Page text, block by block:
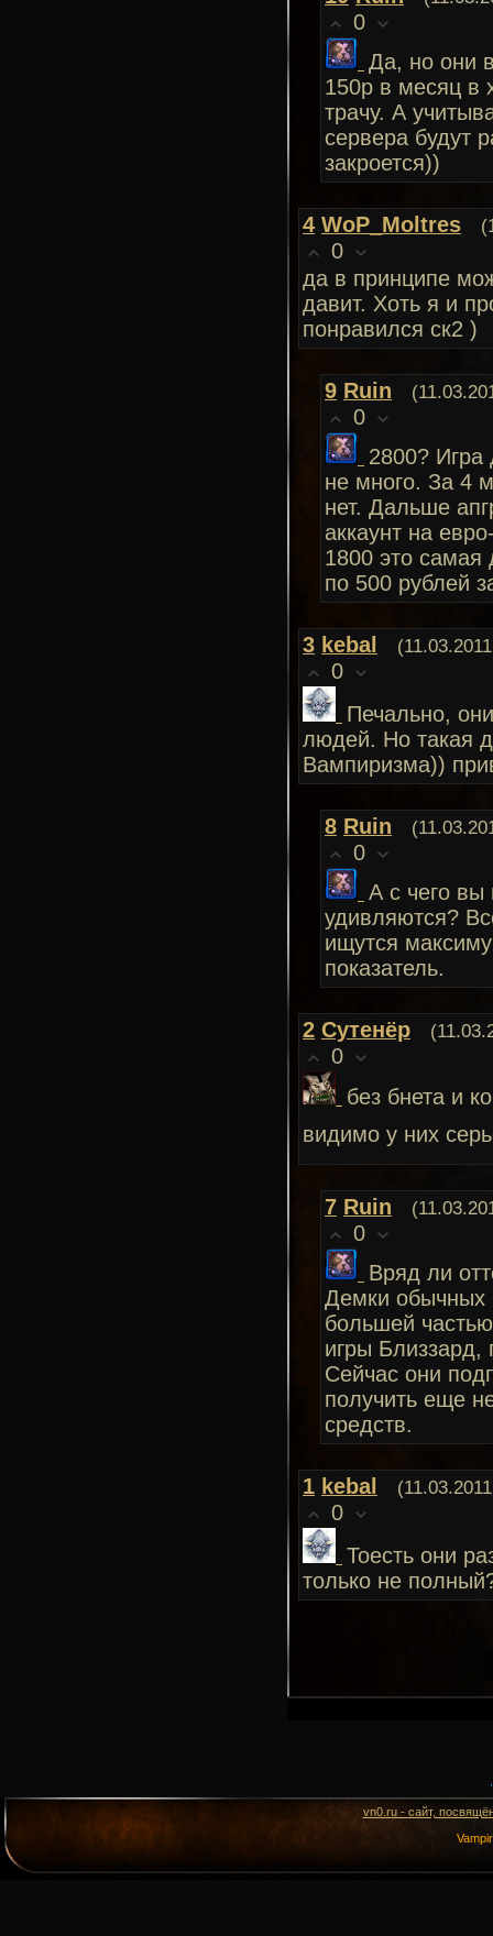
0
Да, но они
150р в месяц в
трачу. А
сервера будут
закроется))
4 WoP_Moltres
0
да в принципе
давит. Хоть я и
понравился ск2 )
9 Ruin
0
2800? Игра
не много. За 4
нет. Дальше
аккаунт на
1800 это самая
по 500 рублей
3 kebal
0
Печально,
людей. Но такая
Вампиризма))
8 Ruin
0
А с чего вы
удивляются?
ищутся
показатель.
2 Сутенёр
0
без бнета и
видимо у них
7 Ruin
0
Вряд ли
Демки обычных
большей
игры Близзард,
Сейчас они
получить еще
средств.
1 kebal
0
Тоесть они
только не
vn0.ru - сайт,